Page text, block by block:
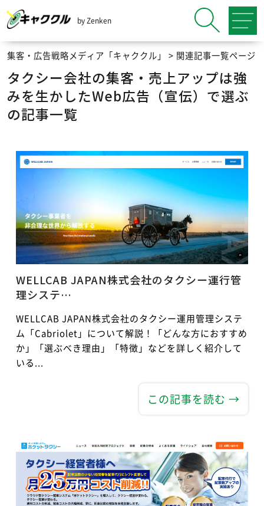
by Zenken
集客・広告戦略メディア「キャククル」 > 関連記事一覧ページ
タクシー会社の集客・売上アップは強
みを生かしたWeb広告（宣伝）で選ぶ
の記事一覧
WELLCAB JAPAN株式会社のタクシー運行管
理システ…
WELLCAB JAPAN株式会社のタクシー運用管理システ
ム「Cabriolet」について解説！「どんな方におすすめ
か」「選ぶべき理由」「特徴」などを詳しく紹介して
いる...
この記事を読む →